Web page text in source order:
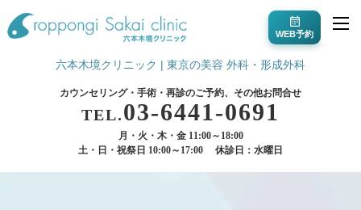
WEB予約
六本木境クリニック | 東京の美容 外科・形成外科
カウンセリング・手術・再診のご予約、その他お問合せ
TEL.03-6441-0691
月・火・木・金 11:00～18:00
土・日・祝祭日 10:00～17:00
休診日：水曜日